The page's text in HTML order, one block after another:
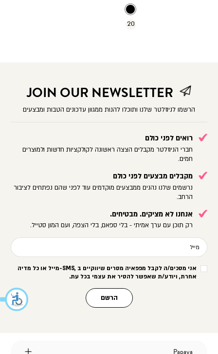
20
JOIN OUR NEWSLETTER
הרשמו לניוזלטר שלנו ותוכלו להנות ממגוון עדכונים הטבות ומבצעים
רואים לפני כולם
חברי הניוזלטר מקבלים הצצה ראשונה לקולקציות חדשות ולמוצרים
חמים.
מקבלים מבצעים לפני כולם
נרשמים שלנו נהנים ממבצעים מוקדמים עוד לפני שהם נפתחים לציבור
הרחב.
אנחנו לא מציקים. מבטיחים.
רק תוכן עם ערך אמיתי - בלי ספאם, בלי הצפה, ועם המון סטייל.
מייל
אני מסכים/ה לקבל מפפאיה מסרים שיווקיים ב -SMS,מייל או כל מדיה
אחרת, ויודע/ת שאפשר להסיר את עצמי בכל עת.
הרשם
Papaya
Papaya